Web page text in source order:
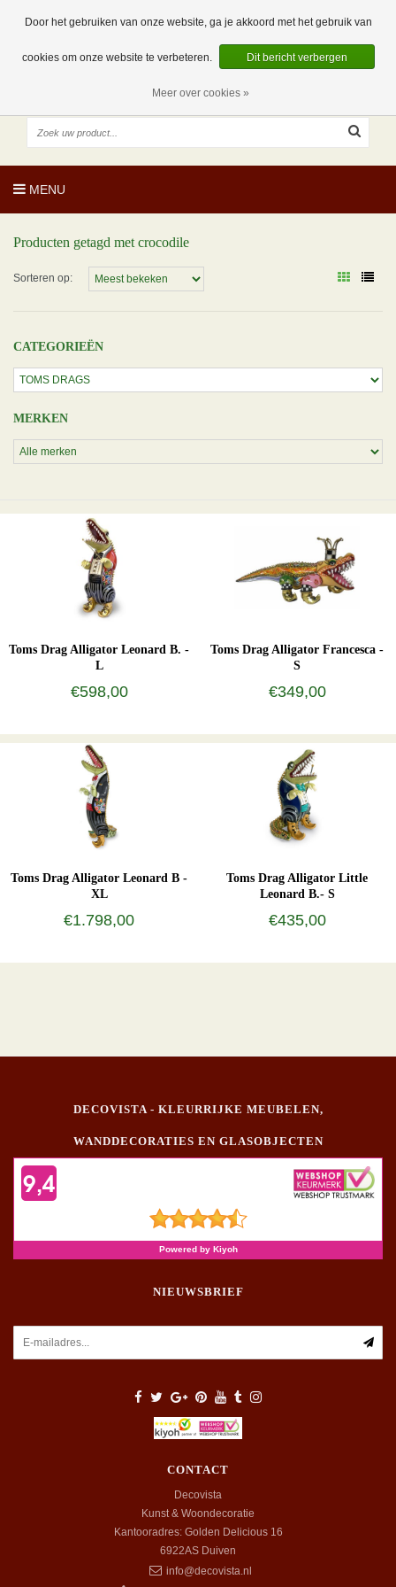
0 Artikelen
NL
EUR
MENU
Producten getagd met crocodile
Sorteren op:
CATEGORIEËN
MERKEN
Toms Drag Alligator Leonard B. -
L
€598,00
Toms Drag Alligator Francesca -
S
€349,00
Toms Drag Alligator Leonard B -
XL
€1.798,00
Toms Drag Alligator Little
Leonard B.- S
€435,00
DECOVISTA - KLEURRIJKE MEUBELEN,
WANDDECORATIES EN GLASOBJECTEN
NIEUWSBRIEF
CONTACT
Decovista
Kunst & Woondecoratie
Kantooradres: Golden Delicious 16
6922AS Duiven
info@decovista.nl
Door het gebruiken van onze website, ga je akkoord met het gebruik van
cookies om onze website te verbeteren. Dit bericht verbergen
Meer over cookies »